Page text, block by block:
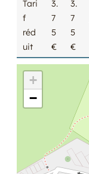
Tari
f
réd
uit
3.
7
5
€
3.
7
5
€
+
−